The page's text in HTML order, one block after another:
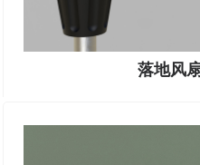
落地风